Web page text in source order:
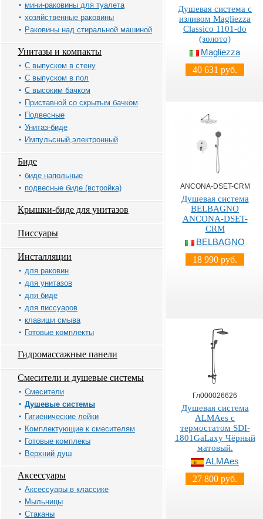
мини-раковины для туалета
хозяйственные раковины
Раковины над стиральной машиной
Унитазы и компакты
С выпуском в стену
С выпуском в пол
С высоким бачком
Приставной со скрытым бачком
Подвесные
Унитаз-биде
Импульсный,электронный
Биде
биде напольные
подвесные биде (встройка)
Крышки-биде для унитазов
Писсуары
Инсталляции
для раковин
для унитазов
для биде
для писсуаров
клавиши смыва
Готовые комплекты
Гидромассажные панели
Смесители и душевые системы
Смесители
Душевые системы
Гигиенические лейки
Комплектующие к смесителям
Готовые комплекы
Верхний душ
Аксессуары
Аксессуары в классике
Мыльницы
Стаканы
Душевая система с
изливом Magliezza
Classico 1101-do
(золото)
Magliezza
40 631 руб.
ANCONA-DSET-CRM
Душевая система
BELBAGNO
ANCONA-DSET-
CRM
BELBAGNO
18 990 руб.
Гл000026626
Душевая система
ALMAes с
термостатом SDI-
1801GaLaxy Чёрный
матовый.
ALMAes
27 800 руб.